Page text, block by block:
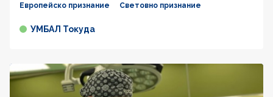
Европейско признание Световно признание
УМБАЛ Токуда